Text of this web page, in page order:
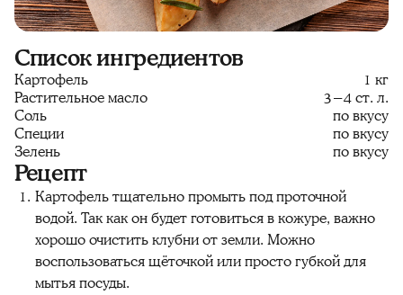
Список ингредиентов
Картофель
1 кг
Растительное масло
3−4 ст. л.
Соль
по вкусу
Специи
по вкусу
Зелень
по вкусу
Рецепт
Картофель тщательно промыть под проточной
водой. Так как он будет готовиться в кожуре, важно
хорошо очистить клубни от земли. Можно
воспользоваться щёточкой или просто губкой для
мытья посуды.